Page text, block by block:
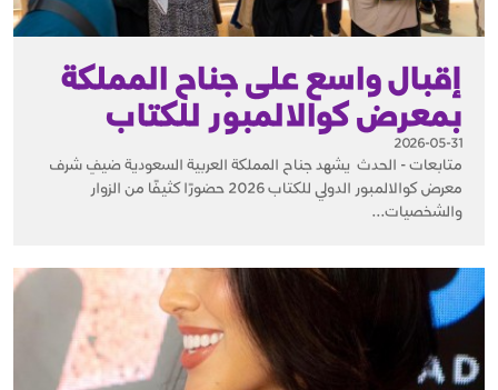
إقبال واسع على جناح المملكة
بمعرض كوالالمبور للكتاب
2026-05-31
متابعات - الحدث يشهد جناح المملكة العربية السعودية ضيفِ شرف
معرض كوالالمبور الدولي للكتاب 2026 حضورًا كثيفًا من الزوار
والشخصيات...